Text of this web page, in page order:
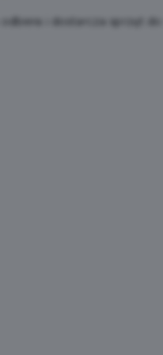
odbiera i dostarcza sprzęt do